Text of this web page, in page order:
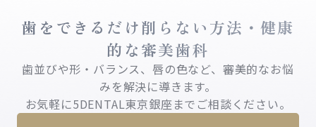
歯をできるだけ削らない方法・健康
的な審美歯科
歯並びや形・バランス、唇の色など、審美的なお悩
みを解決に導きます。
お気軽に5DENTAL東京銀座までご相談ください。